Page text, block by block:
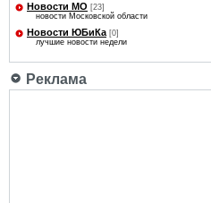
Новости МО [23]
новости Московской области
Новости ЮБиКа [0]
лучшие новости недели
Реклама